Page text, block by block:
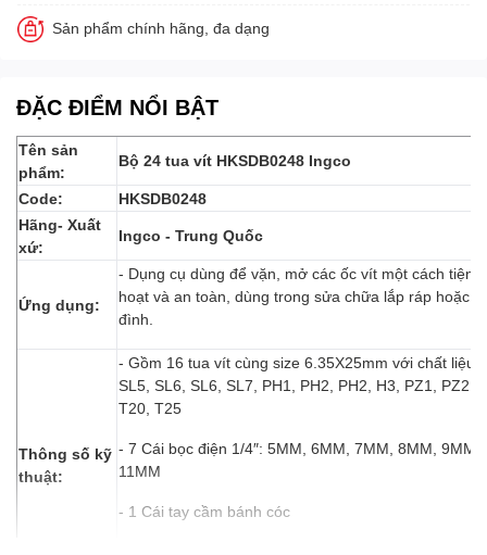
Sản phẩm chính hãng, đa dạng
ĐẶC ĐIỂM NỔI BẬT
Tên sản
phẩm:
Bộ 24 tua vít HKSDB0248 Ingco
Code:
HKSDB0248
Hãng- Xuất
xứ:
Ingco - Trung Quốc
Ứng dụng:
- Dụng cụ dùng để vặn, mở các ốc vít một cách tiện
hoạt và an toàn, dùng trong sửa chữa lắp ráp hoặc
đình.
Thông số kỹ
thuật:
- Gồm 16 tua vít cùng size 6.35X25mm với chất liệu:
SL5, SL6, SL6, SL7, PH1, PH2, PH2, H3, PZ1, PZ2,
T20, T25
- 7 Cái bọc điện 1/4″: 5MM, 6MM, 7MM, 8MM, 9MM,
11MM
- 1 Cái tay cầm bánh cóc
– 24/T